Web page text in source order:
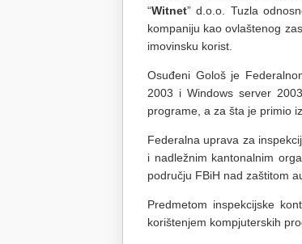
“Witnet” d.o.o. Tuzla
kompaniju kao ovlaštenog
imovinsku korist.
Osuđeni Gološ je
2003 i Windows server
programe, a za šta je primio
Federalna uprava za
i nadležnim kantonalnim
području FBiH nad zaštitom
Predmetom inspekcijske
korištenjem kompjuterskih